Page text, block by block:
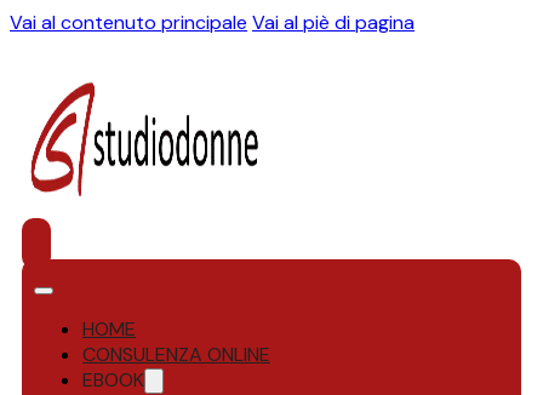
Vai al contenuto principale Vai al piè di pagina
HOME
CONSULENZA ONLINE
EBOOK